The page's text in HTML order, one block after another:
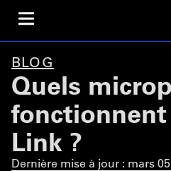
BLOG
Quels
fonctionnent
Link ?
Dernière mise à jour : mars